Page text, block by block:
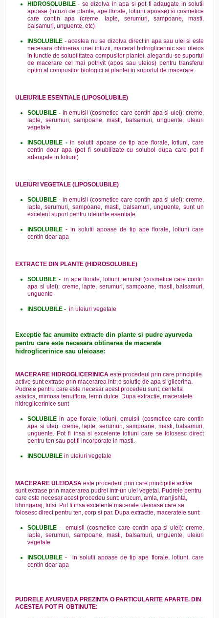
HIDROSOLUBILE - se dizolva in apa si pot fi adaugate in solutii
apoase (infuzii de plante, ape florale, lotiuni apoase) si cosmetice
care contin apa (creme, lapte, serumuri, sampoane, masti,
balsamuri, unguente, etc)
INSOLUBILE - acestea nu se dizolva direct in apa sau ulei si este
necesara obtinerea unei infuzii, macerat hidroglicerinic sau uleios
in functie de solubilitatea compusilor plantei, alegandu-se suportul
de macerare cel mai potrivit (apos sau uleios) pentru transferul
optim al compusilor biologici ai plantei in suportul de macerare.
ULEIURILE ESENTIALE (LIPOSOLUBILE)
SOLUBILE -in emulsii (cosmetice care contin apa si ulei): creme,
lapte, serumuri, sampoane, masti, balsamuri, unguente, uleiuri
vegetale
INSOLUBILE -in solutii apoase de tip ape florale, lotiuni, care
contin doar apa (pot fi solubilizate cu solubol dupa care pot fi
adaugate in lotiuni)
ULEIURI VEGETALE (LIPOSOLUBILE)
SOLUBILE - in emulsii (cosmetice care contin apa si ulei): creme,
lapte, serumuri, sampoane, masti, balsamuri, unguente, sunt un
excelent suport pentru uleiurile esentiale
INSOLUBILE - in solutii apoase de tip ape florale, lotiuni care
contin doar apa
EXTRACTE DIN PLANTE (HIDROSOLUBILE)
SOLUBILE - in ape florale, lotiuni, emulsii (cosmetice care contin
apa si ulei): creme, lapte, serumuri, sampoane, masti, balsamuri,
unguente
INSOLUBILE - in uleiuri vegetale
Exceptie fac anumite extracte din plante si pudre ayurveda
pentru care este necesara obtinerea de macerate
hidroglicerinice sau uleioase:
MACERARE HIDROGLICERINICA este procedeul prin care principiile
active sunt extrase prin macerarea intr-o solutie de apa si glicerina.
Pudrele pentru care este necesar acest procedeu sunt: centella
asiatica, mimosa tenuiflora, lemn dulce. Dupa extractie, maceratele
hidroglicerinice sunt
SOLUBILE in ape florale, lotiuni, emulsii (cosmetice care contin
apa si ulei): creme, lapte, serumuri, sampoane, masti, balsamuri,
unguente. Pot fi insa si excelente lotiuni care se folosesc direct
pentru ten sau pot fi incorporate in masti.
INSOLUBILE in uleiuri vegetale
MACERARE ULEIOASA este procedeul prin care principiile active
sunt extrase prin macerarea pudrei intr-un ulei vegetal. Pudrele pentru
care este necesar acest procedeu sunt: urucum, amla, manjishta,
bhringaraj, tulsi. Pot fi insa excelente macerate uleioase care se
folosesc direct pentru ten, corp si par. Dupa extractie, maceratele sunt:
SOLUBILE - emulsii (cosmetice care contin apa si ulei): creme,
lapte, serumuri, sampoane, masti, balsamuri, unguente, uleiuri
vegetale
INSOLUBILE - in solutii apoase de tip ape florale, lotiuni, care
contin doar apa
PUDRELE AYURVEDA PREZINTA O PARTICULARITE APARTE. DIN
ACESTEA POT FI OBTINUTE: